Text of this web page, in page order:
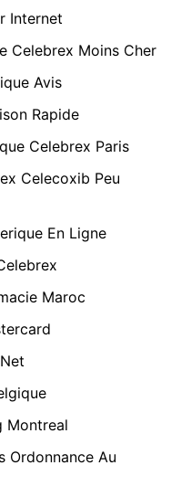
Internet
Celebrex Moins Cher
Avis
Rapide
Celebrex Paris
Celecoxib Peu
En Ligne
Maroc
Montreal
Ordonnance Au